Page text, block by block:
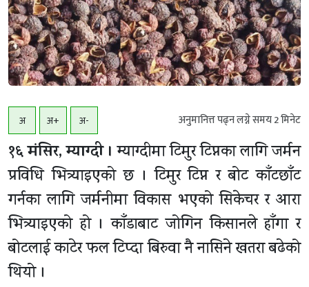
अ अ+ अ- अनुमानित्त पढ्न लग्ने समय2मिनेट
१६ मंसिर, म्याग्दी । म्याग्दीमा टिमुर टिप्नका लागि जर्मन
प्रविधि भित्र्याइएको छ । टिमुर टिप्न र बोट काँटछाँट
गर्नका लागि जर्मनीमा विकास भएको सिकेचर र आरा
भित्र्याइएको हो । काँडाबाट जोगिन किसानले हाँगा र
बोटलाई काटेर फल टिप्दा बिरुवा नै नासिने खतरा बढेको
थियो ।